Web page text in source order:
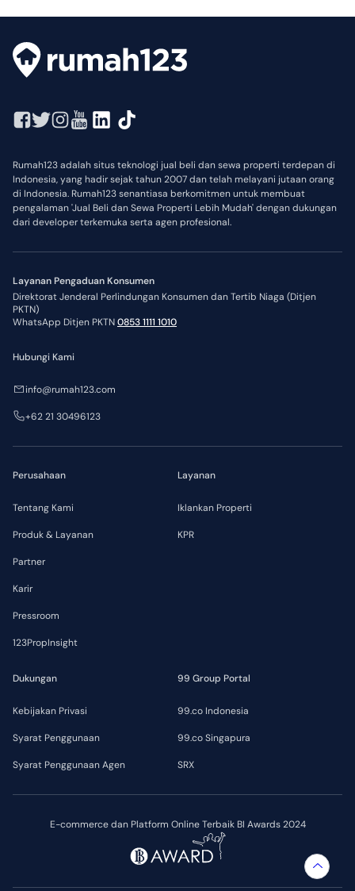
Rumah123 adalah situs teknologi jual beli dan sewa properti terdepan di
Indonesia, yang hadir sejak tahun 2007 dan telah melayani jutaan orang
di Indonesia. Rumah123 senantiasa berkomitmen untuk membuat
pengalaman 'Jual Beli dan Sewa Properti Lebih Mudah' dengan dukungan
dari developer terkemuka serta agen profesional.
Layanan Pengaduan Konsumen
Direktorat Jenderal Perlindungan Konsumen dan Tertib Niaga (Ditjen
PKTN)
WhatsApp Ditjen PKTN0853 1111 1010
E-commerce dan Platform Online Terbaik BI Awards 2024
Perusahaan
Tentang Kami
Produk & Layanan
Partner
Karir
Pressroom
123PropInsight
Layanan
Iklankan Properti
KPR
Dukungan
Kebijakan Privasi
Syarat Penggunaan
Syarat Penggunaan Agen
99 Group Portal
99.co Indonesia
99.co Singapura
SRX
Hubungi Kami
info@rumah123.com
+62 21 30496123